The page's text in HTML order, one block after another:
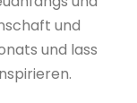
und
und lass